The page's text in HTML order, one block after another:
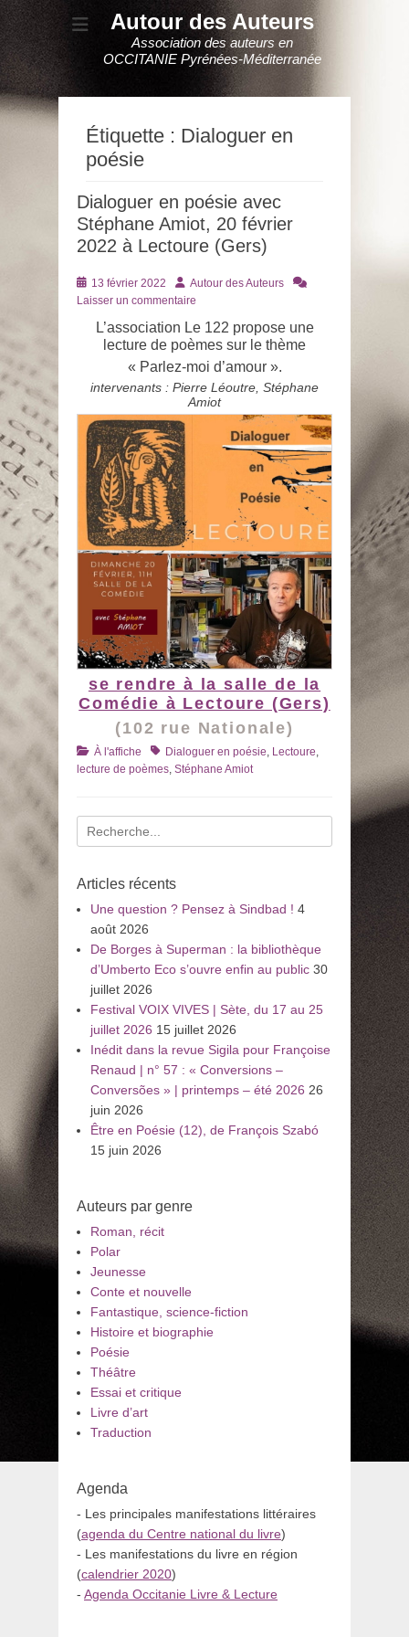
Autour des Auteurs
Association des auteurs en
OCCITANIE Pyrénées-Méditerranée
Étiquette : Dialoguer en
poésie
Dialoguer en poésie avec
Stéphane Amiot, 20 février
2022 à Lectoure (Gers)
Posté
le
13 février 2022 AuteurAutour des Auteurs
Laisser un commentaire
L’association Le 122 propose une
lecture de poèmes sur le thème
« Parlez-moi d’amour ».
intervenants : Pierre Léoutre, Stéphane
Amiot
se rendre à la salle de la
Comédie à Lectoure (Gers)
(102 rue Nationale)
Catégories
À l'affiche TagsDialoguer en poésie, Lectoure,
lecture de poèmes, Stéphane Amiot
Recherche
pour
Articles récents
Une question ? Pensez à Sindbad ! 4
août 2026
De Borges à Superman : la bibliothèque
d’Umberto Eco s’ouvre enfin au public 30
juillet 2026
Festival VOIX VIVES | Sète, du 17 au 25
juillet 2026 15 juillet 2026
Inédit dans la revue Sigila pour Françoise
Renaud | n° 57 : « Conversions –
Conversões » | printemps – été 2026 26
juin 2026
Être en Poésie (12), de François Szabó
15 juin 2026
Auteurs par genre
Roman, récit
Polar
Jeunesse
Conte et nouvelle
Fantastique, science-fiction
Histoire et biographie
Poésie
Théâtre
Essai et critique
Livre d’art
Traduction
Agenda
- Les principales manifestations littéraires
(agenda du Centre national du livre)
- Les manifestations du livre en région
(calendrier 2020)
- Agenda Occitanie Livre & Lecture